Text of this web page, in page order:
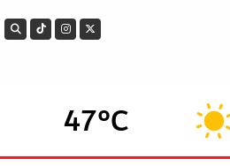
47°C